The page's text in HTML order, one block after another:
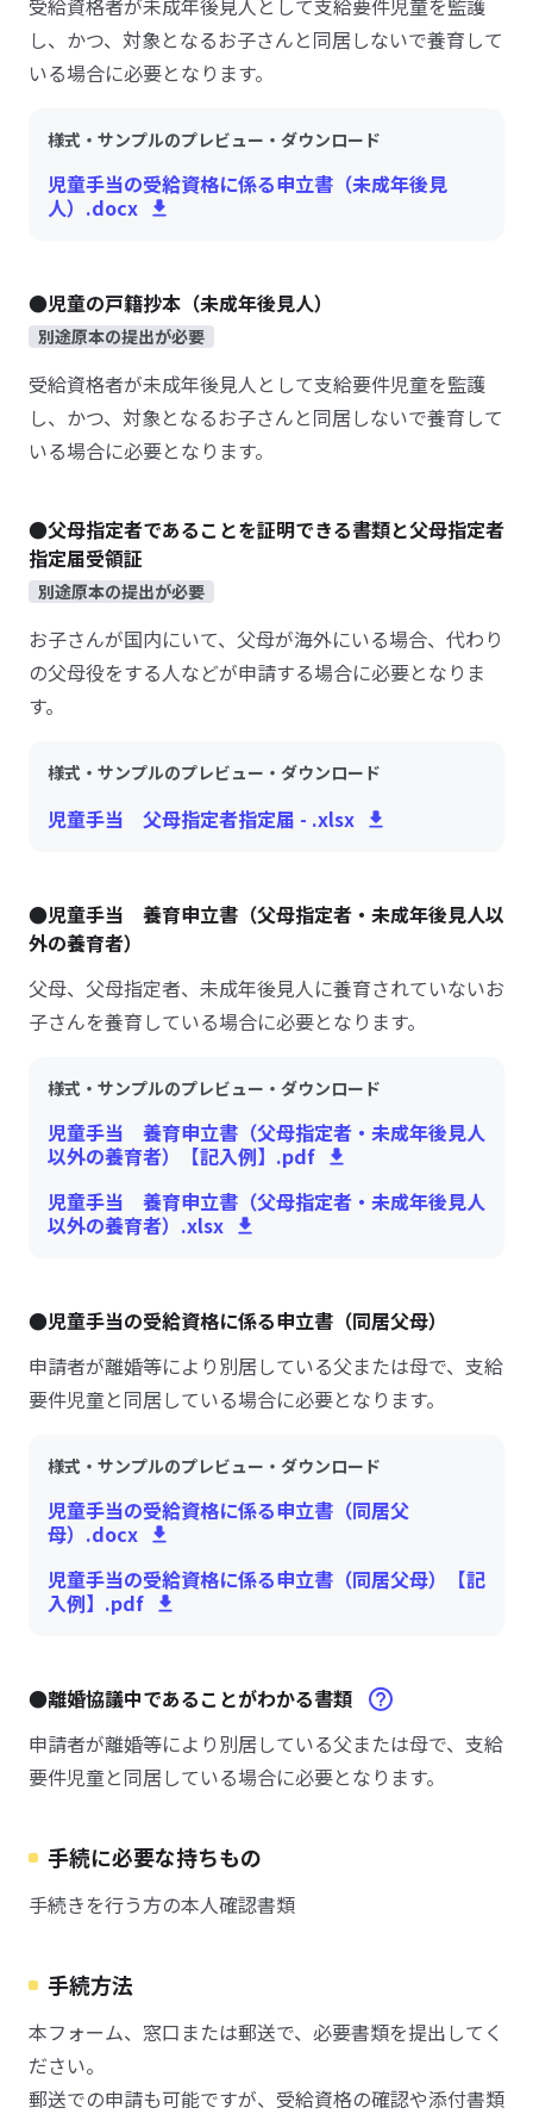
受給資格者が未成年後見人として支給要件児童を監護
し、かつ、対象となるお子さんと同居しないで養育して
いる場合に必要となります。
様式・サンプルのプレビュー・ダウンロード
児童手当の受給資格に係る申立書（未成年後見
人）.docx
●児童の戸籍抄本（未成年後見人）
別途原本の提出が必要
受給資格者が未成年後見人として支給要件児童を監護
し、かつ、対象となるお子さんと同居しないで養育して
いる場合に必要となります。
●父母指定者であることを証明できる書類と父母指定者
指定届受領証
別途原本の提出が必要
お子さんが国内にいて、父母が海外にいる場合、代わり
の父母役をする人などが申請する場合に必要となりま
す。
様式・サンプルのプレビュー・ダウンロード
児童手当 父母指定者指定届 - .xlsx
●児童手当 養育申立書（父母指定者・未成年後見人以
外の養育者）
父母、父母指定者、未成年後見人に養育されていないお
子さんを養育している場合に必要となります。
様式・サンプルのプレビュー・ダウンロード
児童手当 養育申立書（父母指定者・未成年後見人
以外の養育者）【記入例】.pdf
児童手当 養育申立書（父母指定者・未成年後見人
以外の養育者）.xlsx
●児童手当の受給資格に係る申立書（同居父母）
申請者が離婚等により別居している父または母で、支給
要件児童と同居している場合に必要となります。
様式・サンプルのプレビュー・ダウンロード
児童手当の受給資格に係る申立書（同居父
母）.docx
児童手当の受給資格に係る申立書（同居父母）【記
入例】.pdf
●離婚協議中であることがわかる書類
申請者が離婚等により別居している父または母で、支給
要件児童と同居している場合に必要となります。
手続に必要な持ちもの
手続きを行う方の本人確認書類
手続方法
本フォーム、窓口または郵送で、必要書類を提出してく
ださい。
郵送での申請も可能ですが、受給資格の確認や添付書類